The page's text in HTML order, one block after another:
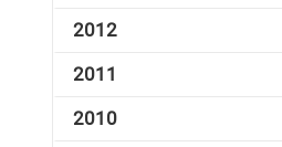
2012
2011
2010